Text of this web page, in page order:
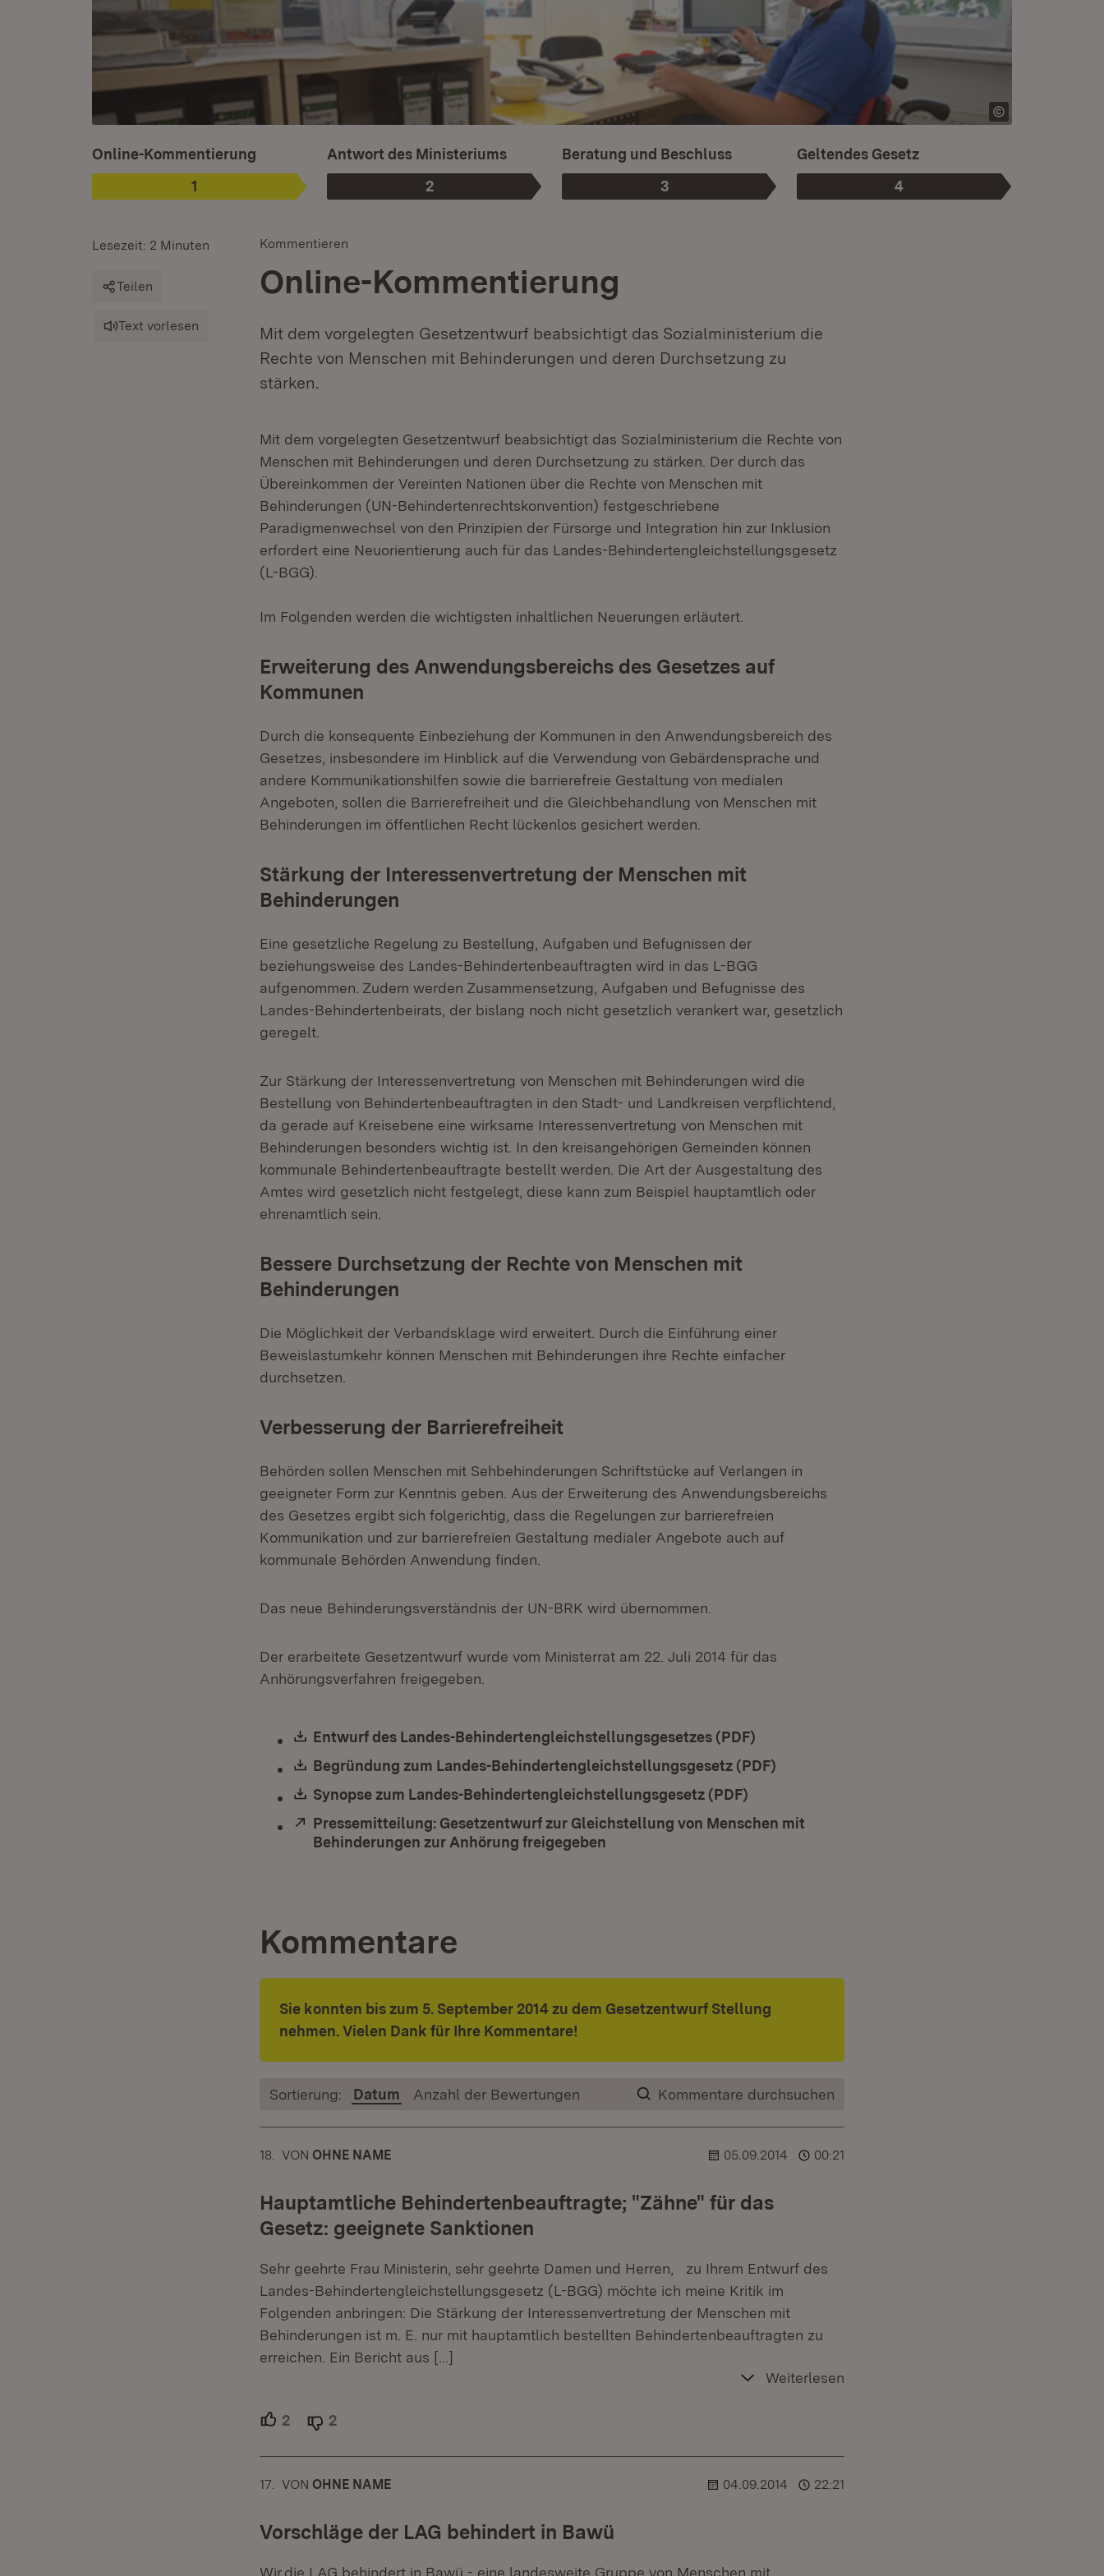
Phase
1
:
Ist ausgewählt.
Online-Kommentierung
Phase
2
:
Antwort des Ministeriums
Phase
3
:
Beratung und Beschluss
Phase
4
:
Ist die aktuelle Phase.
Geltendes Gesetz
Kommentieren
Online-Kommentierung
Mit dem vorgelegten Gesetzentwurf beabsichtigt das Sozialministerium die
Rechte von Menschen mit Behinderungen und deren Durchsetzung zu
stärken.
Lesezeit: 2 Minuten
Teilen
Text vorlesen
Mit dem vorgelegten Gesetzentwurf beabsichtigt das Sozialministerium die Rechte von
Menschen mit Behinderungen und deren Durchsetzung zu stärken. Der durch das
Übereinkommen der Vereinten Nationen über die Rechte von Menschen mit
Behinderungen (UN-Behindertenrechtskonvention) festgeschriebene
Paradigmenwechsel von den Prinzipien der Fürsorge und Integration hin zur Inklusion
erfordert eine Neuorientierung auch für das Landes-Behindertengleichstellungsgesetz
(L-BGG).
Im Folgenden werden die wichtigsten inhaltlichen Neuerungen erläutert.
Erweiterung des Anwendungsbereichs des Gesetzes auf
Kommunen
Durch die konsequente Einbeziehung der Kommunen in den Anwendungsbereich des
Gesetzes, insbesondere im Hinblick auf die Verwendung von Gebärdensprache und
andere Kommunikationshilfen sowie die barrierefreie Gestaltung von medialen
Angeboten, sollen die Barrierefreiheit und die Gleichbehandlung von Menschen mit
Behinderungen im öffentlichen Recht lückenlos gesichert werden.
Stärkung der Interessenvertretung der Menschen mit
Behinderungen
Eine gesetzliche Regelung zu Bestellung, Aufgaben und Befugnissen der
beziehungsweise des Landes-Behindertenbeauftragten wird in das L-BGG
aufgenommen. Zudem werden Zusammensetzung, Aufgaben und Befugnisse des
Landes-Behindertenbeirats, der bislang noch nicht gesetzlich verankert war, gesetzlich
geregelt.
Zur Stärkung der Interessenvertretung von Menschen mit Behinderungen wird die
Bestellung von Behindertenbeauftragten in den Stadt- und Landkreisen verpflichtend,
da gerade auf Kreisebene eine wirksame Interessenvertretung von Menschen mit
Behinderungen besonders wichtig ist. In den kreisangehörigen Gemeinden können
kommunale Behindertenbeauftragte bestellt werden. Die Art der Ausgestaltung des
Amtes wird gesetzlich nicht festgelegt, diese kann zum Beispiel hauptamtlich oder
ehrenamtlich sein.
Bessere Durchsetzung der Rechte von Menschen mit
Behinderungen
Die Möglichkeit der Verbandsklage wird erweitert. Durch die Einführung einer
Beweislastumkehr können Menschen mit Behinderungen ihre Rechte einfacher
durchsetzen.
Verbesserung der Barrierefreiheit
Behörden sollen Menschen mit Sehbehinderungen Schriftstücke auf Verlangen in
geeigneter Form zur Kenntnis geben. Aus der Erweiterung des Anwendungsbereichs
des Gesetzes ergibt sich folgerichtig, dass die Regelungen zur barrierefreien
Kommunikation und zur barrierefreien Gestaltung medialer Angebote auch auf
kommunale Behörden Anwendung finden.
Das neue Behinderungsverständnis der UN-BRK wird übernommen.
Der erarbeitete Gesetzentwurf wurde vom Ministerrat am 22. Juli 2014 für das
Anhörungsverfahren freigegeben.
Download:
Entwurf des Landes-Behindertengleichstellungsgesetzes (PDF)
Download:
Begründung zum Landes-Behindertengleichstellungsgesetz (PDF)
Download:
Synopse zum Landes-Behindertengleichstellungsgesetz (PDF)
Extern:
Pressemitteilung: Gesetzentwurf zur Gleichstellung von Menschen mit
Behinderungen zur Anhörung freigegeben
Kommentare
Sie konnten bis zum 5. September 2014 zu dem Gesetzentwurf Stellung
nehmen. Vielen Dank für Ihre Kommentare!
Kommentare durchsuchen
Sortierung: Datum Anzahl der Bewertungen
18. KOMMENTAR
VON :OHNE NAME 05.09.2014 00:21
Hauptamtliche Behindertenbeauftragte; "Zähne" für das
Gesetz: geeignete Sanktionen
Sehr geehrte Frau Ministerin, sehr geehrte Damen und Herren, zu Ihrem Entwurf des
Landes-Behindertengleichstellungsgesetz (L-BGG) möchte ich meine Kritik im
Folgenden anbringen: Die Stärkung der Interessenvertretung der Menschen mit
Behinderungen ist m. E. nur mit hauptamtlich bestellten Behindertenbeauftragten zu
erreichen. Ein Bericht aus […]
Weiterlesen
2 Unterstützer.
2
17. KOMMENTAR
VON :OHNE NAME 04.09.2014 22:21
Vorschläge der LAG behindert in Bawü
Wir,die LAG behindert in Bawü - eine landesweite Gruppe von Menschen mit